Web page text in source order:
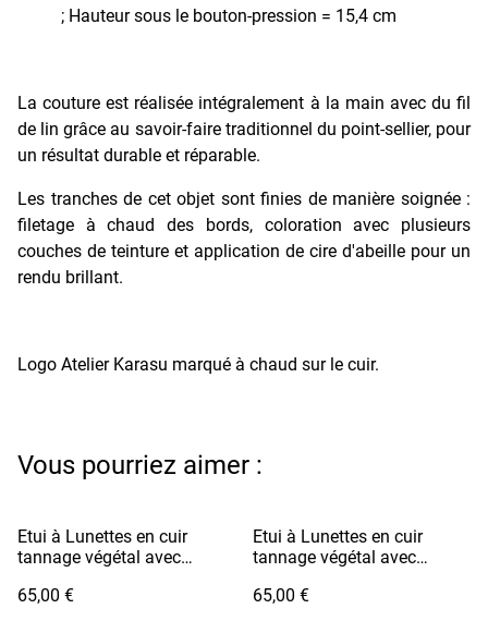
; Hauteur sous le bouton-pression = 15,4 cm
La couture est réalisée intégralement à la main avec du fil
de lin grâce au savoir-faire traditionnel du point-sellier, pour
un résultat durable et réparable.
Les tranches de cet objet sont finies de manière soignée :
filetage à chaud des bords, coloration avec plusieurs
couches de teinture et application de cire d'abeille pour un
rendu brillant.
Logo Atelier Karasu marqué à chaud sur le cuir.
Vous pourriez aimer :
Etui à Lunettes en cuir
tannage végétal avec
Pomme
65,00 €
Etui à Lunettes en cuir
tannage végétal avec
Foncé / Fil Blanc
65,00 €